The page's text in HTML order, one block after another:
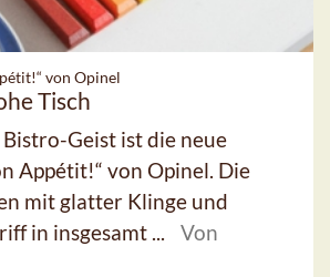
von Opinel
Tisch
Geist ist die neue
Appétit!“ von Opinel. Die
mit glatter Klinge und
in insgesamt ...
Von